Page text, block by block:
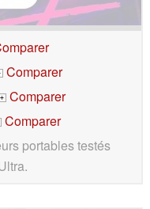
Comparer
+
Comparer
Comparer
portables testés